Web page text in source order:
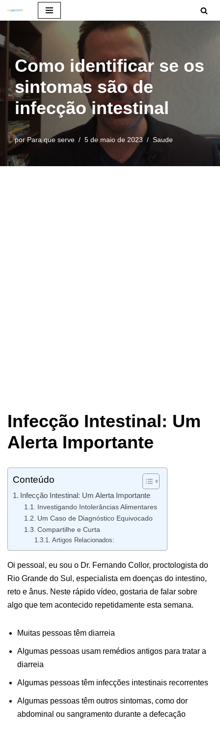
para
o
conteúdo
Como identificar se os
sintomas são de
infecção intestinal
porPara que serve 5 de maio de 2023 Saude
Infecção Intestinal: Um
Alerta Importante
Conteúdo
Infecção Intestinal: Um Alerta Importante
Investigando Intolerâncias Alimentares
Um Caso de Diagnóstico Equivocado
Compartilhe e Curta
Artigos Relacionados:
Oi pessoal, eu sou o Dr. Fernando Collor, proctologista do
Rio Grande do Sul, especialista em doenças do intestino,
reto e ânus. Neste rápido vídeo, gostaria de falar sobre
algo que tem acontecido repetidamente esta semana.
Muitas pessoas têm diarreia
Algumas pessoas usam remédios antigos para tratar a
diarreia
Algumas pessoas têm infecções intestinais recorrentes
Algumas pessoas têm outros sintomas, como dor
abdominal ou sangramento durante a defecação